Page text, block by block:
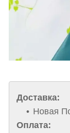
Доставка:
Новая
Оплата: